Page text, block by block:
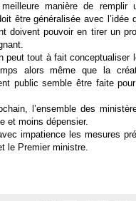
manière de remplir
être généralisée avec
doivent pouvoir en tirer un
peut tout à fait conceptualiser
alors même que la
public semble être faite
l’ensemble des
et moins dépensier.
impatience les mesures
le Premier ministre.